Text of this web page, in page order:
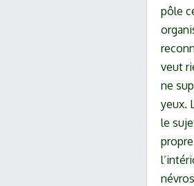
pôle
veut
ne
yeux.
le